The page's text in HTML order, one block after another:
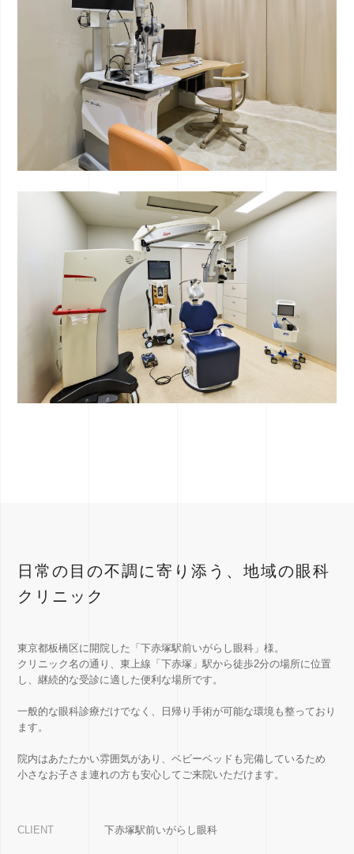
日常の目の不調に寄り添う、地域の眼科
クリニック
東京都板橋区に開院した「下赤塚駅前いがらし眼科」様。
クリニック名の通り、東上線「下赤塚」駅から徒歩2分の場所に位置
し、継続的な受診に適した便利な場所です。
一般的な眼科診療だけでなく、日帰り手術が可能な環境も整っており
ます。
院内はあたたかい雰囲気があり、ベビーベッドも完備しているため
小さなお子さま連れの方も安心してご来院いただけます。
CLIENT 下赤塚駅前いがらし眼科